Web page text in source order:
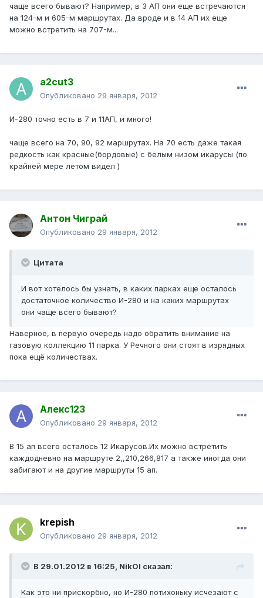
чаще всего бывают? Например, в 3 АП они еще встречаются
на 124-м и 605-м маршрутах. Да вроде и в 14 АП их еще
можно встретить на 707-м...
a2cut3
Опубликовано 29 января, 2012
И-280 точно есть в 7 и 11АП, и много!
чаще всего на 70, 90, 92 маршрутах. На 70 есть даже такая
редкость как красные(бордовые) с белым низом икарусы (по
крайней мере летом видел )
Антон Чиграй
Опубликовано 29 января, 2012
Цитата
И вот хотелось бы узнать, в каких парках еще осталось
достаточное количество И-280 и на каких маршрутах
они чаще всего бывают?
Наверное, в первую очередь надо обратить внимание на
газовую коллекцию 11 парка. У Речного они стоят в изрядных
пока ещё количествах.
Алекс123
Опубликовано 29 января, 2012
В 15 ап всего осталось 12 Икарусов.Их можно встретить
каждодневно на маршруте 2,,210,266,817 а также иногда они
забигают и на другие маршруты 15 ап.
krepish
Опубликовано 29 января, 2012
В 29.01.2012 в 16:25, NikOl сказал:
Как это ни прискорбно, но И-280 потихоньку исчезают с